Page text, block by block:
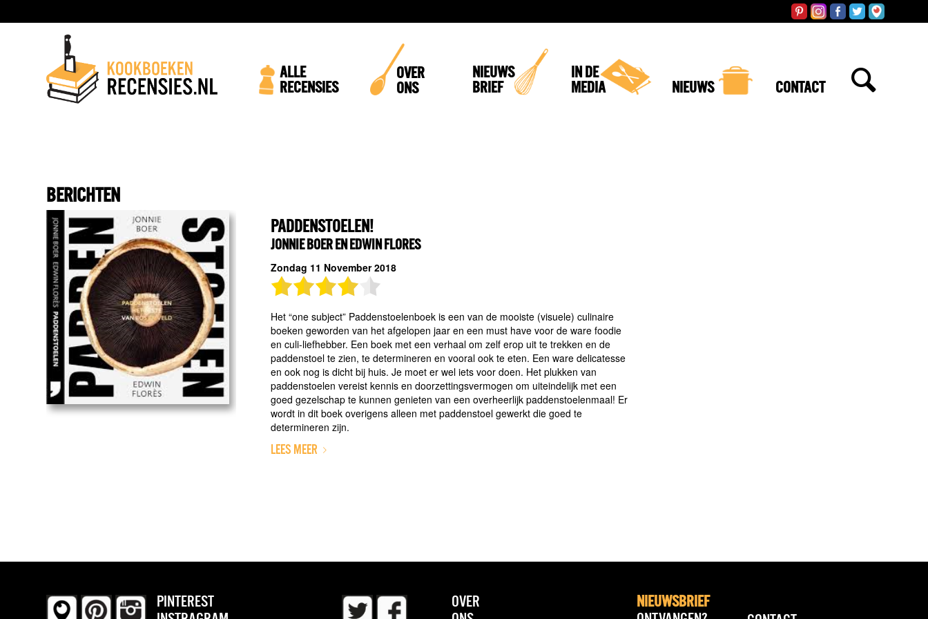
ALLE
RECENSIES
OVER
ONS
NIEUWS
BRIEF
IN DE
MEDIA
NIEUWS CONTACT
BERICHTEN
PADDENSTOELEN!
JONNIE BOER EN EDWIN FLORES
Zondag 11 November 2018
Het “one subject” Paddenstoelenboek is een van de mooiste (visuele) culinaire
boeken geworden van het afgelopen jaar en een must have voor de ware foodie
en culi-liefhebber. Een boek met een verhaal om zelf erop uit te trekken en de
paddenstoel te zien, te determineren en vooral ook te eten. Een ware delicatesse
en ook nog is dicht bij huis. Je moet er wel iets voor doen. Het plukken van
paddenstoelen vereist kennis en doorzettingsvermogen om uiteindelijk met een
goed gezelschap te kunnen genieten van een overheerlijk paddenstoelenmaal! Er
wordt in dit boek overigens alleen met paddenstoel gewerkt die goed te
determineren zijn.
LEES MEER
PINTEREST
OVER
NIEUWSBRIEF